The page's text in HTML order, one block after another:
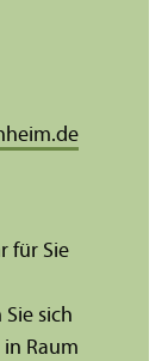
für Sie
sich
Raum